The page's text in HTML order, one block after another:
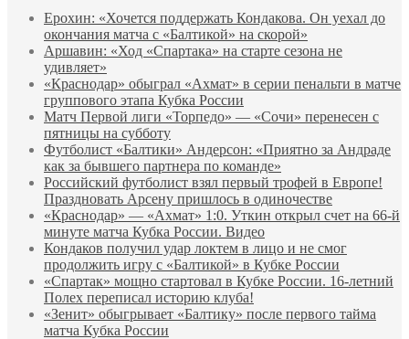
Ерохин: «Хочется поддержать Кондакова. Он уехал до
окончания матча с «Балтикой» на скорой»
Аршавин: «Ход «Спартака» на старте сезона не
удивляет»
«Краснодар» обыграл «Ахмат» в серии пенальти в матче
группового этапа Кубка России
Матч Первой лиги «Торпедо» — «Сочи» перенесен с
пятницы на субботу
Футболист «Балтики» Андерсон: «Приятно за Андраде
как за бывшего партнера по команде»
Российский футболист взял первый трофей в Европе!
Праздновать Арсену пришлось в одиночестве
«Краснодар» — «Ахмат» 1:0. Уткин открыл счет на 66‑й
минуте матча Кубка России. Видео
Кондаков получил удар локтем в лицо и не смог
продолжить игру с «Балтикой» в Кубке России
«Спартак» мощно стартовал в Кубке России. 16-летний
Полех переписал историю клуба!
«Зенит» обыгрывает «Балтику» после первого тайма
матча Кубка России